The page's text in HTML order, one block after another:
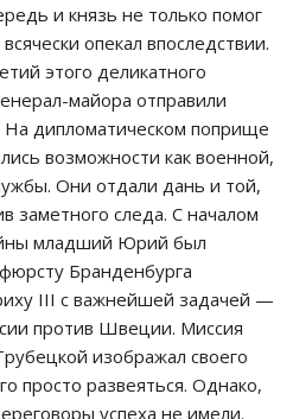
и князь не только помог
опекал впоследствии.
этого деликатного
майора отправили
дипломатическом поприще
возможности как военной,
Они отдали дань и той,
заметного следа. С началом
младший Юрий был
Бранденбурга
III с важнейшей задачей —
против Швеции. Миссия
изображал своего
просто развеяться. Однако,
успеха не имели.